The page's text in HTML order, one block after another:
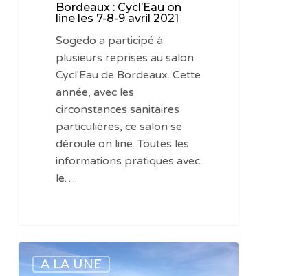
Bordeaux : Cycl’Eau on
line les 7-8-9 avril 2021
Sogedo a participé à
plusieurs reprises au salon
Cycl'Eau de Bordeaux. Cette
année, avec les
circonstances sanitaires
particulières, ce salon se
déroule on line. Toutes les
informations pratiques avec
le…
pratique
A LA UNE